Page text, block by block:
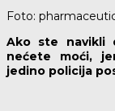
Foto:
Ako ste navikli
nećete moći,
jedino policija